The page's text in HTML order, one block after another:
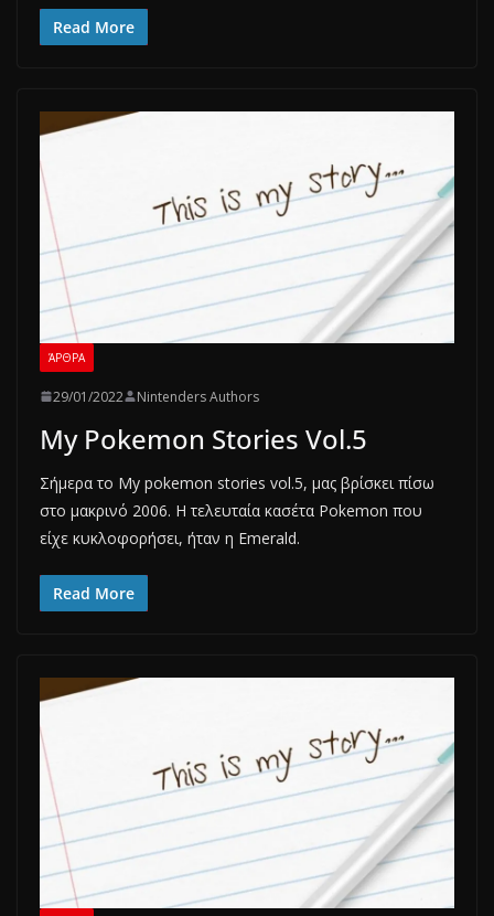
Read More
ΆΡΘΡΑ
29/01/2022 Nintenders Authors
My Pokemon Stories Vol.5
Σήμερα το My pokemon stories vol.5, μας βρίσκει πίσω
στο μακρινό 2006. H τελευταία κασέτα Pokemon που
είχε κυκλοφορήσει, ήταν η Emerald.
Read More